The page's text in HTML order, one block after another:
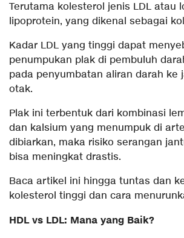
Terutama kolesterol jenis LDL atau
lipoprotein, yang dikenal sebagai
Kadar LDL yang tinggi dapat
penumpukan plak di pembuluh
pada penyumbatan aliran darah ke
otak.
Plak ini terbentuk dari kombinasi
dan kalsium yang menumpuk di
dibiarkan, maka risiko serangan
bisa meningkat drastis.
Baca artikel ini hingga tuntas dan
kolesterol tinggi dan cara
HDL vs LDL: Mana yang Baik?